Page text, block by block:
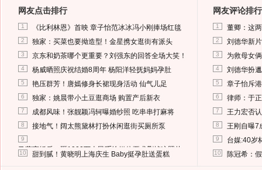
网友点击排行
1 《比利林恩》首映 章子怡范冰冰冯小刚捧场红毯
2 独家：买菜也要拗造型！金星携女逛街有派头
3 京东和奶茶哪个更重要？刘强东的回答全场大笑！
4 杨威晒照庆祝结婚8周年 杨阳洋轻抚妈妈孕肚
5 艳压群芳！唐嫣修身长裙现身活动 仙气儿足
6 独家：姚晨带小土豆逛商场 购置产后新衣
7 成都风味！张靓颖冯轲曝婚纱照 吃串串打麻将
8 接地气！阔太熊黛林打扮休闲逛街买厕所泵
9
马蓉离婚后，砸1000万人民币给媒体要求删掉这照片
10 甜到腻！黄晓明上海庆生 Baby挺孕肚送蛋糕
网友评论排行
1 董卿：这
2 刘德华新
3 为救母女
4 刘德华扮
5 章子怡斥
6 律师：于
7 王力宏否
8 王刚自曝7
9 台媒:40岁
10 陈冠希：